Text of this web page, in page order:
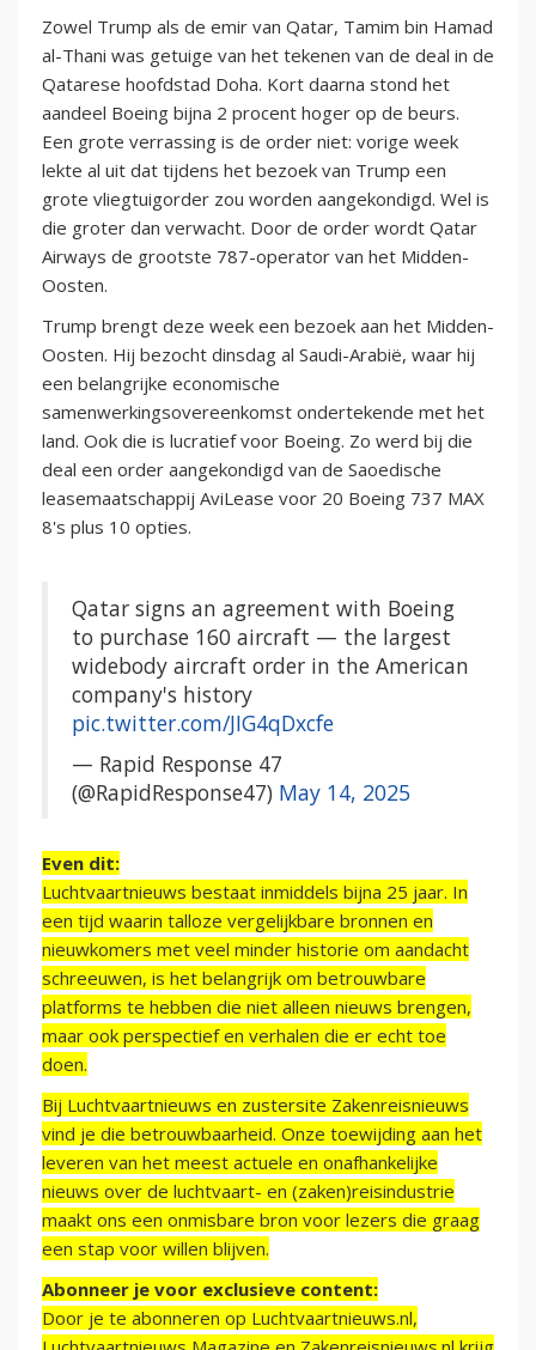
Zowel Trump als de emir van Qatar, Tamim bin Hamad
al-Thani was getuige van het tekenen van de deal in de
Qatarese hoofdstad Doha. Kort daarna stond het
aandeel Boeing bijna 2 procent hoger op de beurs.
Een grote verrassing is de order niet: vorige week
lekte al uit dat tijdens het bezoek van Trump een
grote vliegtuigorder zou worden aangekondigd. Wel is
die groter dan verwacht. Door de order wordt Qatar
Airways de grootste 787-operator van het Midden-
Oosten.
Trump brengt deze week een bezoek aan het Midden-
Oosten. Hij bezocht dinsdag al Saudi-Arabië, waar hij
een belangrijke economische
samenwerkingsovereenkomst ondertekende met het
land. Ook die is lucratief voor Boeing. Zo werd bij die
deal een order aangekondigd van de Saoedische
leasemaatschappij AviLease voor 20 Boeing 737 MAX
8's plus 10 opties.
Qatar signs an agreement with Boeing
to purchase 160 aircraft — the largest
widebody aircraft order in the American
company's history
pic.twitter.com/JIG4qDxcfe
— Rapid Response 47
(@RapidResponse47) May 14, 2025
Even dit:
Luchtvaartnieuws bestaat inmiddels bijna 25 jaar. In
een tijd waarin talloze vergelijkbare bronnen en
nieuwkomers met veel minder historie om aandacht
schreeuwen, is het belangrijk om betrouwbare
platforms te hebben die niet alleen nieuws brengen,
maar ook perspectief en verhalen die er echt toe
doen.
Bij Luchtvaartnieuws en zustersite Zakenreisnieuws
vind je die betrouwbaarheid. Onze toewijding aan het
leveren van het meest actuele en onafhankelijke
nieuws over de luchtvaart- en (zaken)reisindustrie
maakt ons een onmisbare bron voor lezers die graag
een stap voor willen blijven.
Abonneer je voor exclusieve content:
Door je te abonneren op Luchtvaartnieuws.nl,